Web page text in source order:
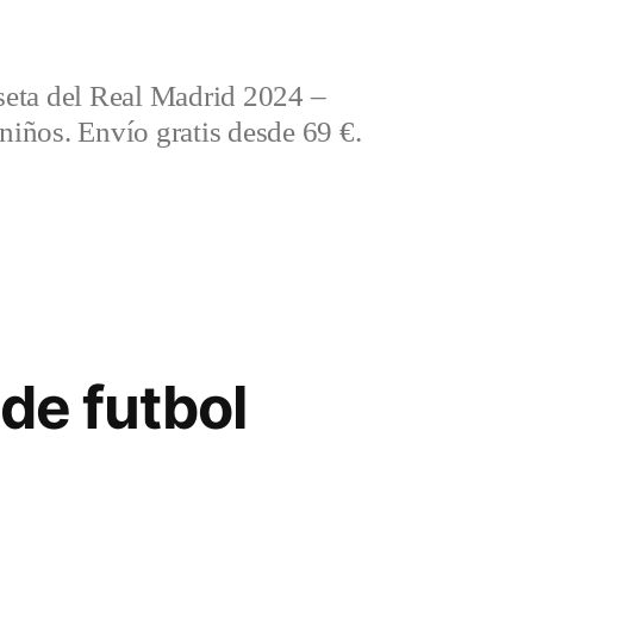
del Real Madrid 2024 –
Envío gratis desde 69 €.
futbol